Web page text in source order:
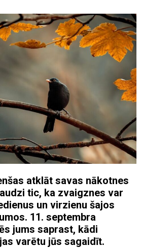
atklāt savas nākotnes
tic, ka zvaigznes var
un virzienu šajos
11. septembra
jums saprast, kādi
varētu jūs sagaidīt.